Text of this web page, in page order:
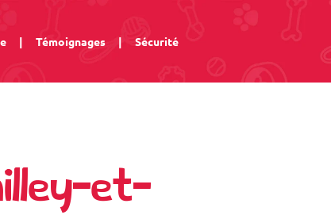
| Témoignages | Sécurité
et-